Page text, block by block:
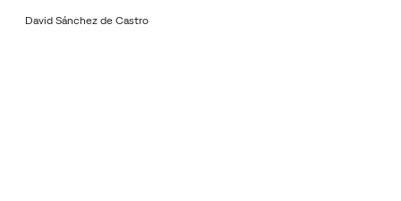
David Sánchez de Castro